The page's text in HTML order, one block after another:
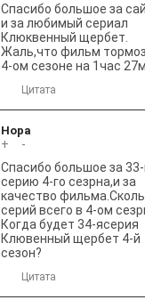
Спасибо большое за
и за любимый сериал
Клюквенный щербет.
Жаль,что фильм
4-ом сезоне на 1час
Цитата
Нора
+
-
Спасибо большое за
серию 4-го сезрна,и за
качество
серий всего в 4-ом
Когда будет 34-ясерия
Клювенный щербет 4-й
сезон?
Цитата